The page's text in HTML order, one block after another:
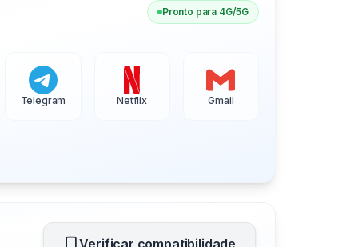
Pronto para 4G/5G
Telegram Netflix Gmail